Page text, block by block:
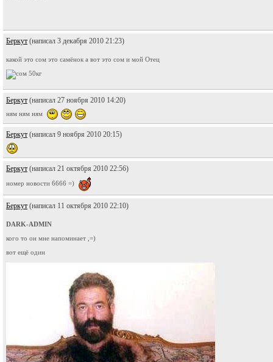
Беркут (написал 3 декабря 2010 21:23)
какой это сом это самёнок а вот это сом и мой Отец
Беркут (написал 27 ноября 2010 14:20)
ням ням ням
Беркут (написал 9 ноября 2010 20:15)
Беркут (написал 21 октября 2010 22:56)
номер новости 6666 =)
Беркут (написал 11 октября 2010 22:10)
DARK-ADMIN
кого то он мне напоминает ,=)
вот ещё один